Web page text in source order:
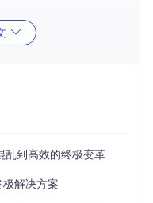
用中悄然消耗着我们的
行专业工作的创意人士
境直接影响着产出质
乱信息模块化管理的
乱到高效的终极变革
解决方案